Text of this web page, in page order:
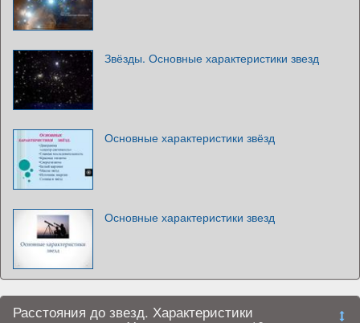
Звёзды. Основные характеристики звезд
Основные характеристики звёзд
Основные характеристики звезд
Расстояния до звезд. Характеристики